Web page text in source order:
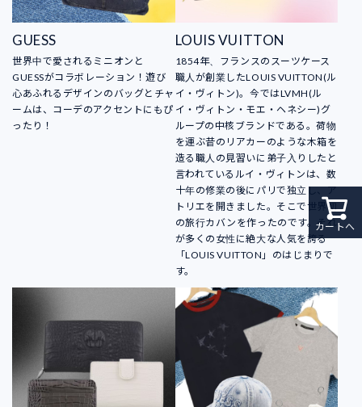
GUESS
世界中で愛されるミニオンと
GUESSがコラボレーション！遊び
心あふれるデザインのバッグとチャ
ームは、コーデのアクセントにもぴ
ったり！
LOUIS VUITTON
1854年、フランスのスーツケース
職人が創業したLOUIS VUITTON(ル
イ・ヴィトン)。今ではLVMH(ル
イ・ヴィトン・モエ・ヘネシー)グ
ループの中核ブランドである。荷物
を運ぶ昔のリアカーのような木箱を
造る職人の見習いに弟子入りしたと
言われているルイ・ヴィトンは、数
十年の修業の後にパリで独立し、ア
トリエを開きました。そこで世界初
の旅行カバンを作ったのです。それ
が多くの女性に絶大な人気を誇る
「LOUIS VUITTON」のはじまりで
す。
カートへ